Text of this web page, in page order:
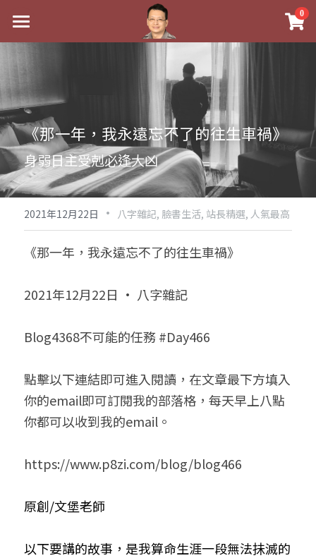
0
最新消息
實體經營
祖傳命理
手工印鑑
課程介紹
五行八字學
後天派陽宅
Blog
黃金會員專區
八字雜記
站長精選
臉書生活
好書推廌
試閱專區
Podcast聽書
陽宅視頻
線上直播
自我挑戰
線上學苑
八字進階班
八字中階班
八字高階班
五行計算初階班
五行計算高階班
團隊訓練營
《十神高階實戰錄》完整典藏版
科學八字推理PDF
八字批命
科學八字推理1
科學八字推理2
科學八字推理3
輕鬆學會科學八字推理
與我預約
批命預約
上課預約
FB粉絲頁
登錄/註冊
搜索
support@p8zicourse.com
《那一年，我永遠忘不了的往生車禍》
身弱日主受剋必逢大凶
2021年12月22日 · 八字雜記, 臉書生活, 站長精選, 人氣最高
《那一年，我永遠忘不了的往生車禍》
2021年12月22日 · 八字雜記
Blog4368不可能的任務 #Day466
點擊以下連結即可進入閱讀，在文章最下方填入
你的email即可訂閱我的部落格，每天早上八點
你都可以收到我的email。
https://www.p8zi.com/blog/blog466
原創/文堡老師
以下要講的故事，是我算命生涯一段無法抺滅的
×
商品分類
科學八字推理PDF
《十神高階實戰錄》完整典藏版
1美元超值PDF
八字線上批命
小兒命名